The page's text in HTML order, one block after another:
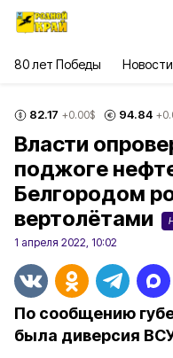
80 лет Победы Новости
82.17 +0.00$ 94.84
Власти
поджоге
Белгородом
вертолётами
1 апреля 2022, 10:02
По сообщению
была диверсия